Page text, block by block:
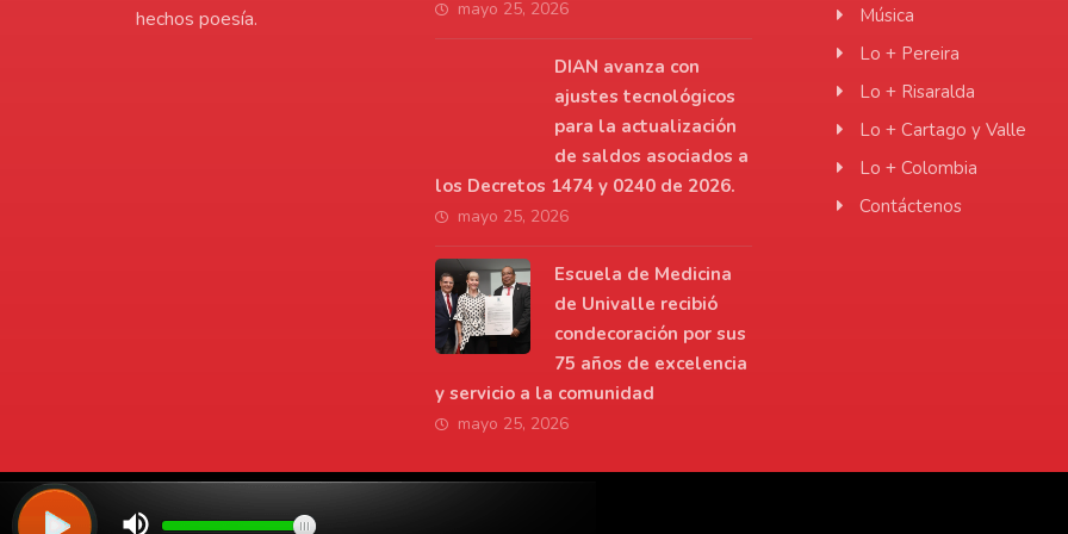
hechos poesía.
mayo 25, 2026
DIAN avanza con
ajustes tecnológicos
para la actualización
de saldos asociados a
los Decretos 1474 y 0240 de 2026.
mayo 25, 2026
Escuela de Medicina
de Univalle recibió
condecoración por sus
75 años de excelencia
y servicio a la comunidad
mayo 25, 2026
Música
Lo + Pereira
Lo + Risaralda
Lo + Cartago y Valle
Lo + Colombia
Contáctenos